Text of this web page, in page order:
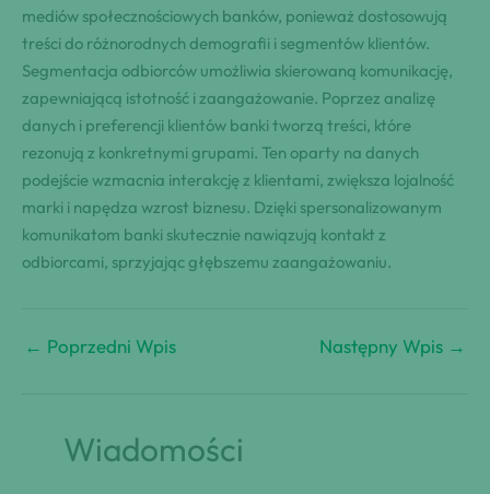
mediów społecznościowych banków, ponieważ dostosowują
treści do różnorodnych demografii i segmentów klientów.
Segmentacja odbiorców umożliwia skierowaną komunikację,
zapewniającą istotność i zaangażowanie. Poprzez analizę
danych i preferencji klientów banki tworzą treści, które
rezonują z konkretnymi grupami. Ten oparty na danych
podejście wzmacnia interakcję z klientami, zwiększa lojalność
marki i napędza wzrost biznesu. Dzięki spersonalizowanym
komunikatom banki skutecznie nawiązują kontakt z
odbiorcami, sprzyjając głębszemu zaangażowaniu.
← Poprzedni Wpis Następny Wpis →
Wiadomości